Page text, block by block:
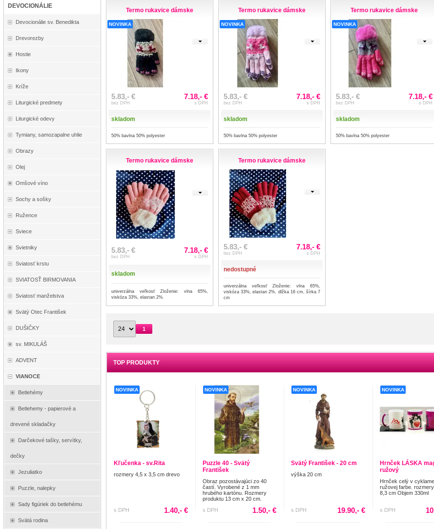
DEVOCIONÁLIE
Devocionálie sv. Benedikta
Drevorezby
Hostie
Ikony
Kríže
Liturgické predmety
Liturgické odevy
Tymiany, samozapalne uhlie
Obrazy
Olej
Omšové víno
Sochy a sošky
Ružence
Sviece
Svietniky
Sviatosť krstu
SVIATOSŤ BIRMOVANIA
Sviatosť manželstva
Svätý Otec František
DUŠIČKY
sv. MIKULÁŠ
ADVENT
VIANOCE
Betlehémy
Betlehemy - papierové a
drevené skladačky
Darčekové tašky, servítky,
dečky
Jezuliatko
Puzzle, nalepky
Sady figúriek do betlehému
Svätá rodina
Termo rukavice dámske
NOVINKA
5.83,- €
bez DPH
7.18,- €
s DPH
skladom
50% bavlna 50% polyester
Termo rukavice dámske
NOVINKA
5.83,- €
bez DPH
7.18,- €
s DPH
skladom
50% bavlna 50% polyester
Termo rukavice dámske
NOVINKA
5.83,- €
bez DPH
7.18,- €
s DPH
skladom
50% bavlna 50% polyester
Termo rukavice dámske
5.83,- €
bez DPH
7.18,- €
s DPH
skladom
univerzálna veľkosť Zloženie: vlna 65%,
viskóza 33%, elastan 2%.
Termo rukavice dámske
5.83,- €
bez DPH
7.18,- €
s DPH
nedostupné
univerzálna veľkosť Zloženie: vlna 65%,
viskóza 33%, elastan 2%. dlžka 16 cm, šírka 7
cm
1
TOP PRODUKTY
NOVINKA
Kľučenka - sv.Rita
rozmery 4,5 x 3,5 cm drevo
s DPH 1.40,- €
NOVINKA
Puzzle 40 - Svätý
František
Obraz pozostávajúci zo 40
častí. Vyrobené z 1 mm
hrubého kartónu. Rozmery
produktu 13 cm x 20 cm.
s DPH
1.50,- €
NOVINKA
Svätý František - 20 cm
výška 20 cm
s DPH 19.90,- €
NOVINKA
Hrnček LÁSKA
ružový
Hrnček celý v
ružovej farbe.
8,3 cm Objem 330ml
s DPH